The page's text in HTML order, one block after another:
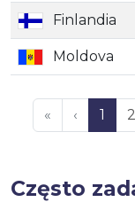
Finlandia
Moldova
« ‹ 1 2
Często